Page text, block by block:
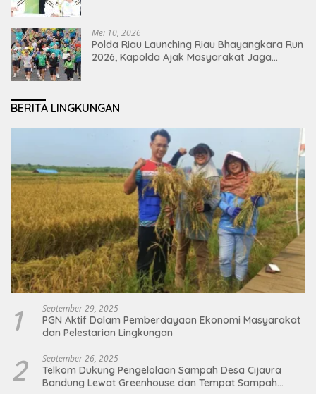
Mei 10, 2026
Polda Riau Launching Riau Bhayangkara Run
2026, Kapolda Ajak Masyarakat Jaga
BERITA LINGKUNGAN
1 September 29, 2025
PGN Aktif Dalam Pemberdayaan Ekonomi Masyarakat
dan Pelestarian Lingkungan
2 September 26, 2025
Telkom Dukung Pengelolaan Sampah Desa Cijaura
Bandung Lewat Greenhouse dan Tempat Sampah